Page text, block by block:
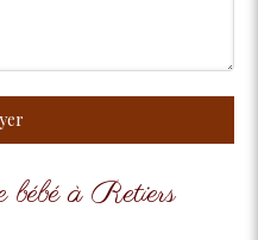
à Retiers